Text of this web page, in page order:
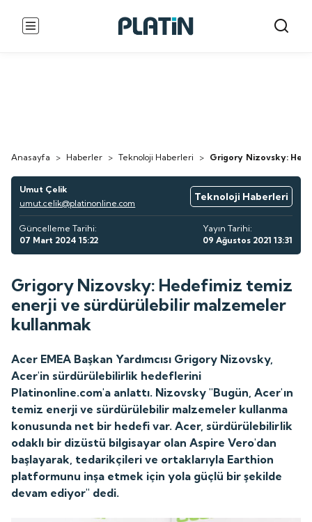
Anasayfa > Haberler > Teknoloji Haberleri > Grigory Nizovsky:
Umut Çelik
umut.celik@platinonline.com
Teknoloji Haberleri
Güncelleme Tarihi:
07 Mart 2024 15:22
Yayın Tarihi:
09 Ağustos 2021 13:31
Grigory Nizovsky: Hedefimiz temiz
enerji ve sürdürülebilir malzemeler
kullanmak
Acer EMEA Başkan Yardımcısı Grigory Nizovsky,
Acer'in sürdürülebilirlik hedeflerini
Platinonline.com'a anlattı. Nizovsky "Bugün, Acer'ın
temiz enerji ve sürdürülebilir malzemeler kullanma
konusunda net bir hedefi var. Acer, sürdürülebilirlik
odaklı bir dizüstü bilgisayar olan Aspire Vero'dan
başlayarak, tedarikçileri ve ortaklarıyla Earthion
platformunu inşa etmek için yola güçlü bir şekilde
devam ediyor" dedi.